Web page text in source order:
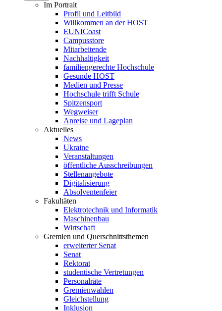
Im Portrait
Profil und Leitbild
Willkommen an der HOST
EUNICoast
Campusstore
Mitarbeitende
Nachhaltigkeit
familiengerechte Hochschule
Gesunde HOST
Medien und Presse
Hochschule trifft Schule
Spitzensport
Wegweiser
Anreise und Lageplan
Aktuelles
News
Ukraine
Veranstaltungen
öffentliche Ausschreibungen
Stellenangebote
Digitalisierung
Absolventenfeier
Fakultäten
Elektrotechnik und Informatik
Maschinenbau
Wirtschaft
Gremien und Querschnittsthemen
erweiterter Senat
Senat
Rektorat
studentische Vertretungen
Personalräte
Gremienwahlen
Gleichstellung
Inklusion